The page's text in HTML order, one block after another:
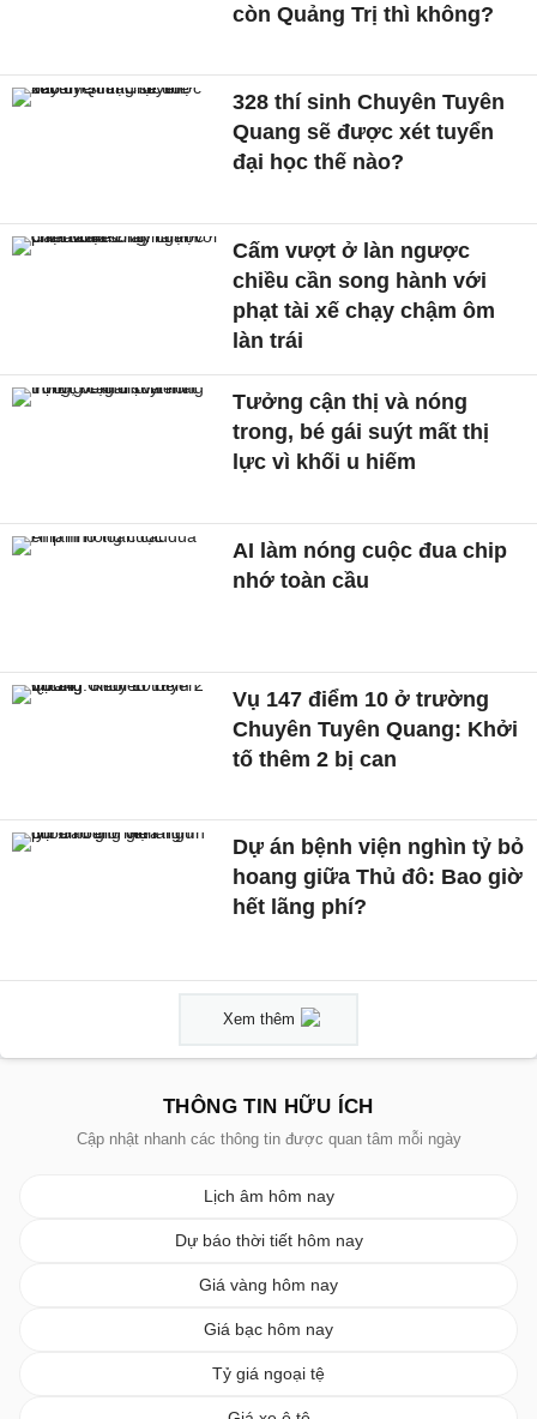
còn Quảng Trị thì không?
328 thí sinh Chuyên Tuyên
Quang sẽ được xét tuyển
đại học thế nào?
Cấm vượt ở làn ngược
chiều cần song hành với
phạt tài xế chạy chậm ôm
làn trái
Tưởng cận thị và nóng
trong, bé gái suýt mất thị
lực vì khối u hiếm
AI làm nóng cuộc đua chip
nhớ toàn cầu
Vụ 147 điểm 10 ở trường
Chuyên Tuyên Quang: Khởi
tố thêm 2 bị can
Dự án bệnh viện nghìn tỷ bỏ
hoang giữa Thủ đô: Bao giờ
hết lãng phí?
Xem thêm
THÔNG TIN HỮU ÍCH
Cập nhật nhanh các thông tin được quan tâm mỗi ngày
Lịch âm hôm nay
Dự báo thời tiết hôm nay
Giá vàng hôm nay
Giá bạc hôm nay
Tỷ giá ngoại tệ